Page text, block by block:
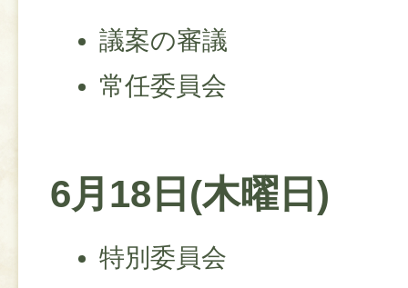
議案の審議
常任委員会
6月18日(木曜日)
特別委員会